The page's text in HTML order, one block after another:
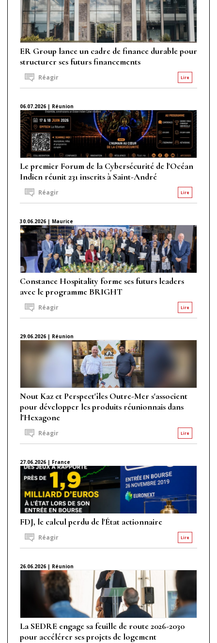
ER Group lance un cadre de finance durable pour
structurer ses futurs financements
Lire
Réagir
06.07.2026 | Réunion
Le premier Forum de la Cybersécurité de l'Océan
Indien réunit 231 inscrits à Saint-André
Lire
Réagir
30.06.2026 | Maurice
Constance Hospitality forme ses futurs leaders
avec le programme BRIGHT
Lire
Réagir
29.06.2026 | Réunion
Nout Kaz et Perspect'îles Outre-Mer s'associent
pour développer les produits réunionnais dans
l'Hexagone
Lire
Réagir
27.06.2026 | France
FDJ, le calcul perdu de l'État actionnaire
Lire
Réagir
26.06.2026 | Réunion
La SEDRE engage sa feuille de route 2026-2030
pour accélérer ses projets de logement